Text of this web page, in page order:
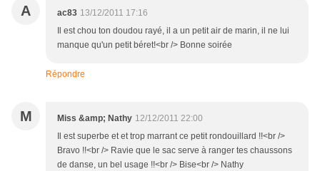
A ac83 13/12/2011 17:16
Il est chou ton doudou rayé, il a un petit air de marin, il ne lui
manque qu'un petit béret!<br /> Bonne soirée
Répondre
M Miss &amp; Nathy 12/12/2011 22:00
Il est superbe et et trop marrant ce petit rondouillard !!<br />
Bravo !!<br /> Ravie que le sac serve à ranger tes chaussons
de danse, un bel usage !!<br /> Bise<br /> Nathy